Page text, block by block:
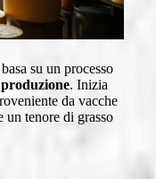
su un processo
. Inizia
da vacche
un tenore di grasso